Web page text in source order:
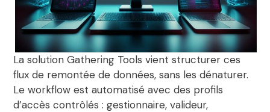
La solution Gathering Tools vient structurer ces
flux de remontée de données, sans les dénaturer.
Le workflow est automatisé avec des profils
d’accès contrôlés : gestionnaire, valideur,